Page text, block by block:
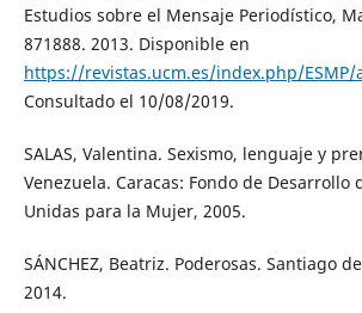
Estudios sobre el Mensaje Periodístico,
871­888. 2013. Disponible en
https://revistas.ucm.es/index.php/
Consultado el 10/08/2019.
SALAS, Valentina. Sexismo, lenguaje y
Venezuela. Caracas: Fondo de Desarrollo
Unidas para la Mujer, 2005.
SÁNCHEZ, Beatriz. Poderosas. Santiago
2014.